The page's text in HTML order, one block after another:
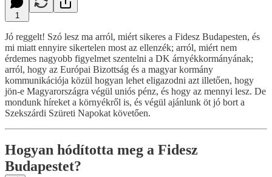
1
Jó reggelt! Szó lesz ma arról, miért sikeres a Fidesz Budapesten, és
mi miatt ennyire sikertelen most az ellenzék; arról, miért nem
érdemes nagyobb figyelmet szentelni a DK árnyékkormányának;
arról, hogy az Európai Bizottság és a magyar kormány
kommunikációja közül hogyan lehet eligazodni azt illetően, hogy
jön-e Magyarországra végül uniós pénz, és hogy az mennyi lesz. De
mondunk híreket a környékről is, és végül ajánlunk öt jó bort a
Szekszárdi Szüreti Napokat követően.
Hogyan hódította meg a Fidesz
Budapestet?